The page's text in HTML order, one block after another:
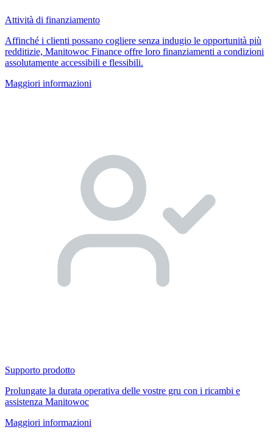
Attività di finanziamento
Affinché i clienti possano cogliere senza indugio le opportunità più
redditizie, Manitowoc Finance offre loro finanziamenti a condizioni
assolutamente accessibili e flessibili.
Maggiori informazioni
Supporto prodotto
Prolungate la durata operativa delle vostre gru con i ricambi e
assistenza Manitowoc
Maggiori informazioni